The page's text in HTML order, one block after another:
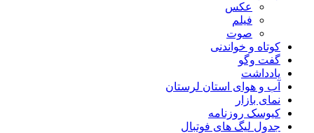
عكس
فیلم
صوت
کوتاه و خواندنی
گفت وگو
یادداشت
آب و هوای استان لرستان
نمای بازار
کیوسک روزنامه
جدول لیگ های فوتبال